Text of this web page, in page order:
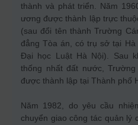
thành và phát triển. Năm
ương được thành lập trực
(sau đổi tên thành Trường
đẳng Tòa án, có trụ sở tại
Đại học Luật Hà Nội). Sau
thống nhất đất nước,
được thành lập tại Thành phố
Năm 1982, do yêu cầu
chuyển giao công tác quản lý